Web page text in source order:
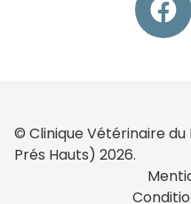
© Clinique Vétérinaire
Prés Hauts) 2026.